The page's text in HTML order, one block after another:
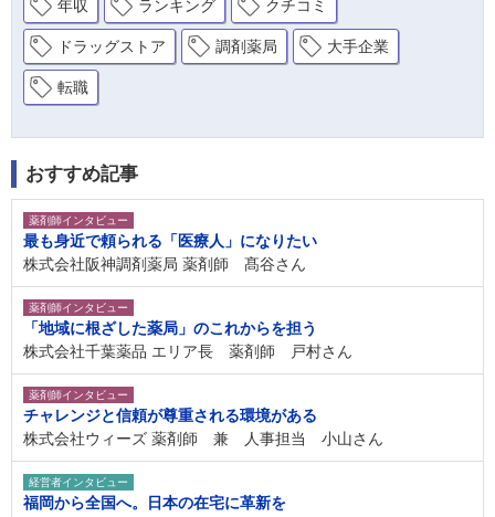
年収 ランキング クチコミ
ドラッグストア 調剤薬局 大手企業
転職
おすすめ記事
薬剤師インタビュー
最も身近で頼られる「医療人」になりたい
株式会社阪神調剤薬局 薬剤師 髙谷さん
薬剤師インタビュー
「地域に根ざした薬局」のこれからを担う
株式会社千葉薬品 エリア長 薬剤師 戸村さん
薬剤師インタビュー
チャレンジと信頼が尊重される環境がある
株式会社ウィーズ 薬剤師 兼 人事担当 小山さん
経営者インタビュー
福岡から全国へ。日本の在宅に革新を